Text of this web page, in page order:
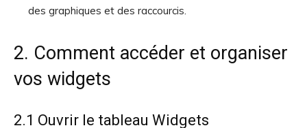
des graphiques et des raccourcis.
2. Comment accéder et organiser
vos widgets
2.1 Ouvrir le tableau Widgets